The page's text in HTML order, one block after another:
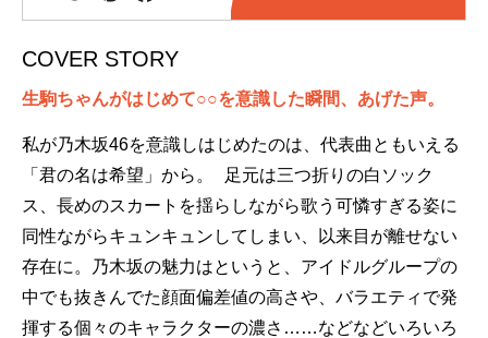
COVER STORY
生駒ちゃんがはじめて○○を意識した瞬間、あげた声。
私が乃木坂46を意識しはじめたのは、代表曲ともいえる
「君の名は希望」から。 足元は三つ折りの白ソック
ス、長めのスカートを揺らしながら歌う可憐すぎる姿に
同性ながらキュンキュンしてしまい、以来目が離せない
存在に。乃木坂の魅力はというと、アイドルグループの
中でも抜きんでた顔面偏差値の高さや、バラエティで発
揮する個々のキャラクターの濃さ……などなどいろいろ